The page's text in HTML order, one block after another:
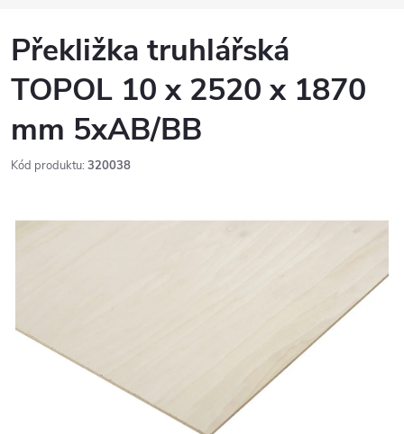
Překližka truhlářská
TOPOL 10 x 2520 x 1870
mm 5xAB/BB
Kód produktu: 320038